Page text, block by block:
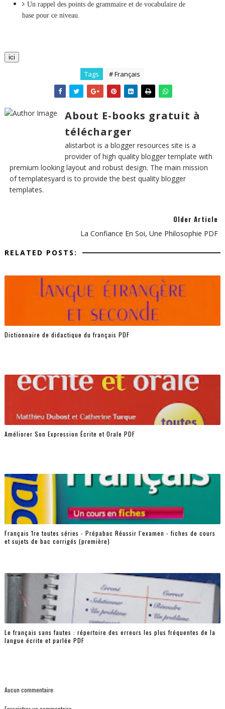
Un rappel des points de grammaire et de vocabulaire de
base pour ce niveau.
ici
Tags # Français
About E-books gratuit à
télécharger
alistarbot is a blogger resources site is a
provider of high quality blogger template with
premium looking layout and robust design. The main mission
of templatesyard is to provide the best quality blogger
templates.
Older Article
La Confiance En Soi, Une Philosophie PDF
RELATED POSTS:
Dictionnaire de didactique du français PDF
Améliorer Son Expression Écrite et Orale PDF
Français 1re toutes séries - Prépabac Réussir l'examen - fiches de cours
et sujets de bac corrigés (première)
Le français sans fautes : répertoire des erreurs les plus fréquentes de la
langue écrite et parlée PDF
Aucun commentaire: